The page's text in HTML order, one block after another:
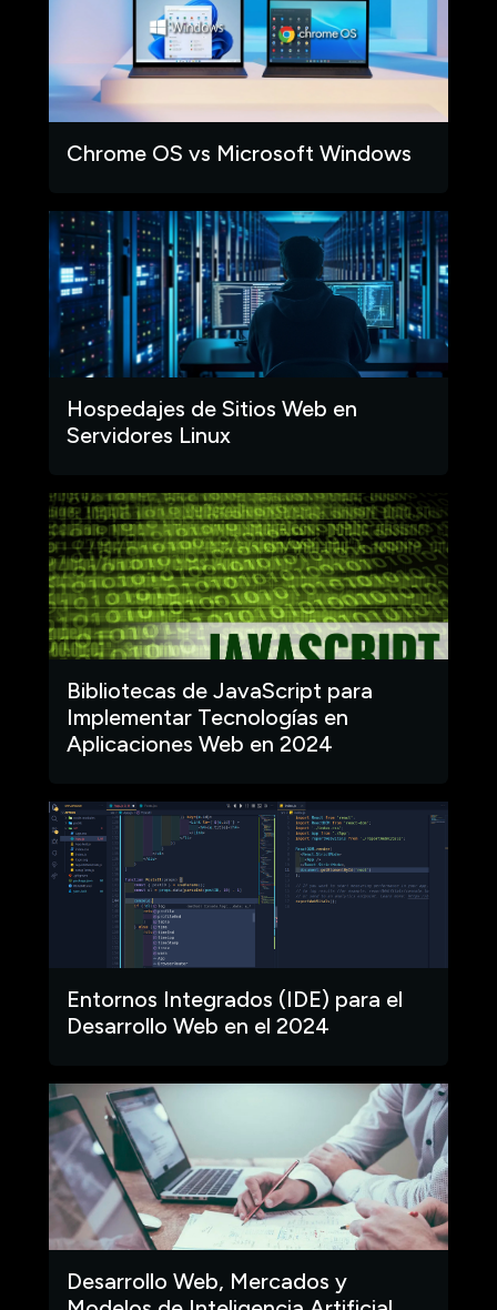
Chrome OS vs Microsoft Windows
Hospedajes de Sitios Web en
Servidores Linux
Bibliotecas de JavaScript para
Implementar Tecnologías en
Aplicaciones Web en 2024
Entornos Integrados (IDE) para el
Desarrollo Web en el 2024
Desarrollo Web, Mercados y